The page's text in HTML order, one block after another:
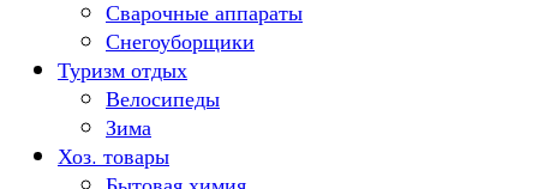
Сварочные аппараты
Снегоуборщики
Туризм отдых
Велосипеды
Зима
Хоз. товары